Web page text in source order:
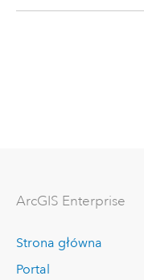
ArcGIS Enterprise
Strona główna
Portal